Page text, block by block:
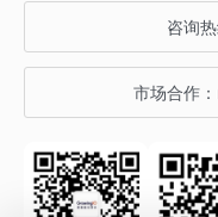
增长博客
开发者文档
增长大会
行业活动
咨询热
市场合作：